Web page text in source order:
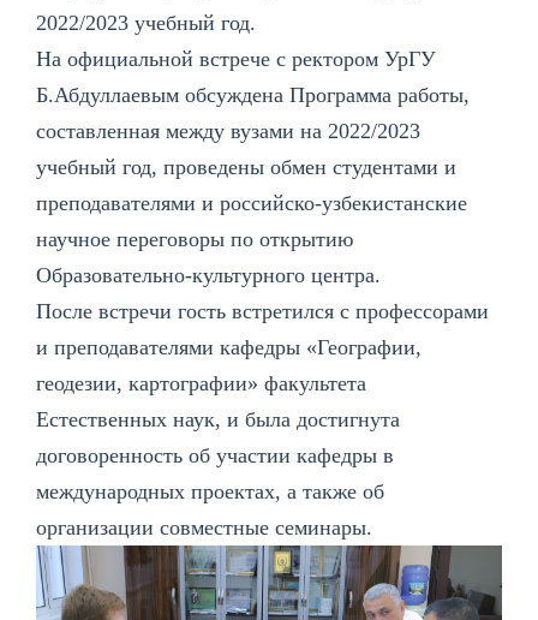
2022/2023 учебный год.
На официальной встрече с ректором УрГУ
Б.Абдуллаевым обсуждена Программа работы,
составленная между вузами на 2022/2023
учебный год, проведены обмен студентами и
преподавателями и российско-узбекистанские
научное переговоры по открытию
Образовательно-культурного центра.
После встречи гость встретился с профессорами
и преподавателями кафедры «Географии,
геодезии, картографии» факультета
Естественных наук, и была достигнута
договоренность об участии кафедры в
международных проектах, а также об
организации совместные семинары.